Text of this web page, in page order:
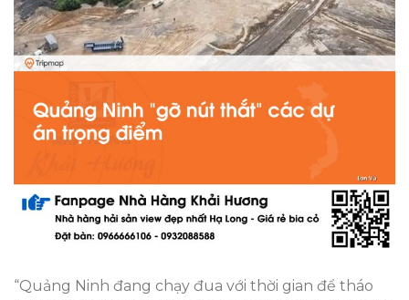
“Quảng Ninh đang chạy đua với thời gian để tháo